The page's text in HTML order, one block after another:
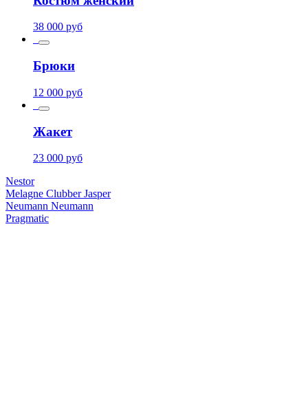
38 000 руб
Брюки
12 000 руб
Жакет
23 000 руб
Nestor
Melagne Clubber Jasper
Neumann Neumann
Pragmatic